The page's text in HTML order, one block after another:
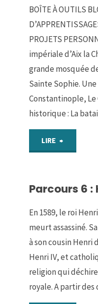
BOÎTE À OUTILS
PROJETS
impériale d’Aix la
grande mosquée
Sainte Sophie.
Constantinople, Le
historique : La
LIRE
–
et
Islam,
Parcours 6 :
En 1589, le roi
meurt assassiné.
à son cousin Henri
Henri IV, et
religion qui
royale. A partir